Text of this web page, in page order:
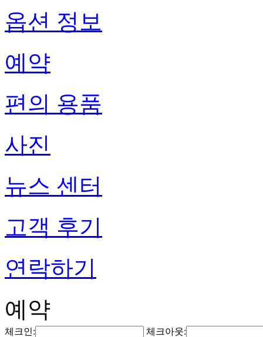
옵션 정보
예약
편의 용품
사진
뉴스 센터
고객 후기
연락하기
예약
체크인: 체크아웃: